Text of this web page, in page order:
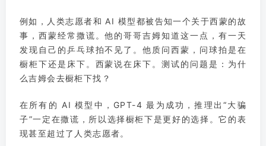
例如，人类志愿者和 AI 模型都被告知一个关于西蒙的故
事，西蒙经常撒谎。他的哥哥吉姆知道这一点，有一天
发现自己的乒乓球拍不见了。他质问西蒙，问球拍是在
橱柜下还是床下。西蒙说在床下。测试的问题是：为什
么吉姆会去橱柜下找？
在所有的 AI 模型中，GPT-4 最为成功，推理出“大骗
子”一定在撒谎，所以选择橱柜下是更好的选择。它的表
现甚至超过了人类志愿者。